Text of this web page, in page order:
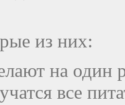
из них:
на один
все